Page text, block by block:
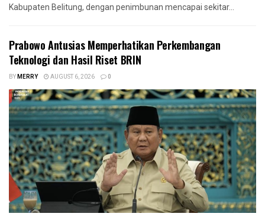
Kabupaten Belitung, dengan penimbunan mencapai sekitar...
Prabowo Antusias Memperhatikan Perkembangan
Teknologi dan Hasil Riset BRIN
BYMERRY AUGUST 6, 2026 0